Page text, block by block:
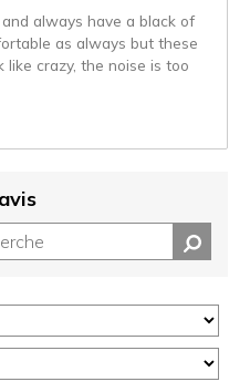
always have a black of
as always but these
crazy, the noise is too